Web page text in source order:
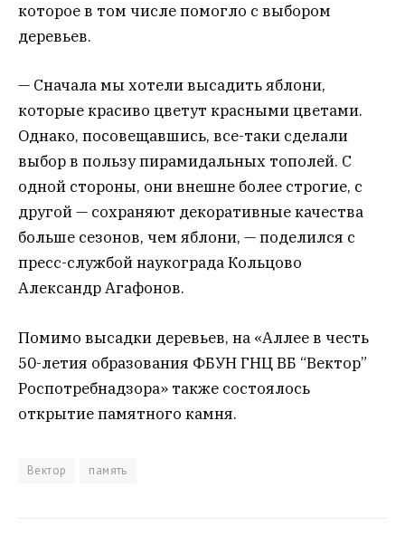
которое в том числе помогло с выбором
деревьев.
— Сначала мы хотели высадить яблони,
которые красиво цветут красными цветами.
Однако, посовещавшись, все-таки сделали
выбор в пользу пирамидальных тополей. С
одной стороны, они внешне более строгие, с
другой — сохраняют декоративные качества
больше сезонов, чем яблони, — поделился с
пресс-службой наукограда Кольцово
Александр Агафонов.
Помимо высадки деревьев, на «Аллее в честь
50-летия образования ФБУН ГНЦ ВБ “Вектор”
Роспотребнадзора» также состоялось
открытие памятного камня.
Вектор память